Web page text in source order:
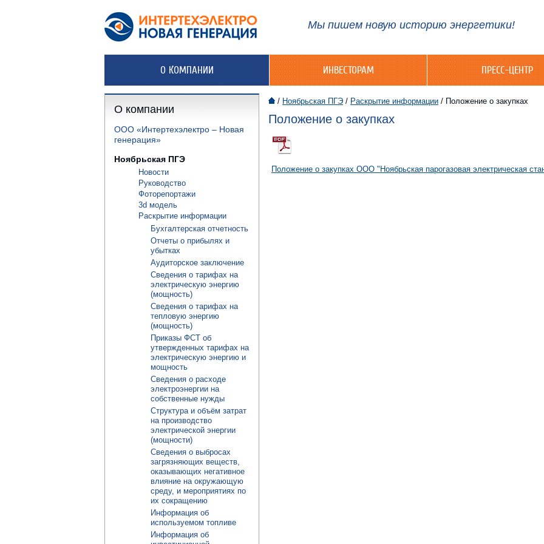
Мы пишем новую историю энергетики!
О КОМПАНИИ ИНВЕСТОРАМ ПРЕСС-ЦЕНТР
О компании
ООО «Интертехэлектро – Новая
генерация»
Ноябрьская ПГЭ
Новости
Руководство
Фоторепортажи
3d модель
Раскрытие информации
Бухгалтерская отчетность
Отчеты о прибылях и
убытках
Аудиторское заключение
Сведения о тарифах на
электрическую энергию
(мощность)
Сведения о тарифах на
тепловую энергию
(мощность)
Приказы ФСТ об
утвержденных тарифах на
электрическую энергию и
мощность
Сведения о расходе
электроэнергии на
собственные нужды
Структура и объём затрат
на производство
электрической энергии
(мощности)
Сведения о выбросах
загрязняющих веществ,
оказывающих негативное
влияние на окружающую
среду, и мероприятиях по
их сокращению
Информация об
используемом топливе
Информация об
/ Ноябрьская ПГЭ / Раскрытие информации / Положение о закупках
Положение о закупках
Положение о закупках ООО "Ноябрьская парогазовая электрическая